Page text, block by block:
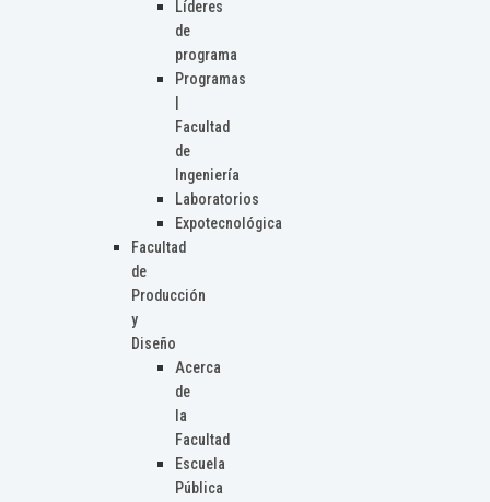
Líderes
de
programa
Programas
Facultad
de
Ingeniería
Laboratorios
Expotecnológica
Facultad
de
Producción
y
Diseño
Acerca
de
la
Facultad
Escuela
Pública